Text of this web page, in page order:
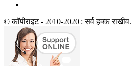
© कॉपीराइट - 2010-2020 : सर्व हक्क राखीव.